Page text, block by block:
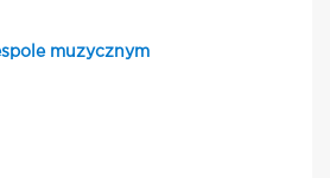
muzycznym